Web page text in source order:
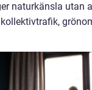
naturkänsla utan